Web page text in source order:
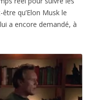
qu’Elon Musk le
a encore demandé, à